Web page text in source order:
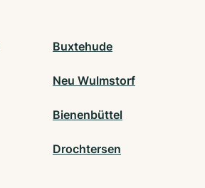
Buxtehude
Neu Wulmstorf
Bienenbüttel
Drochtersen